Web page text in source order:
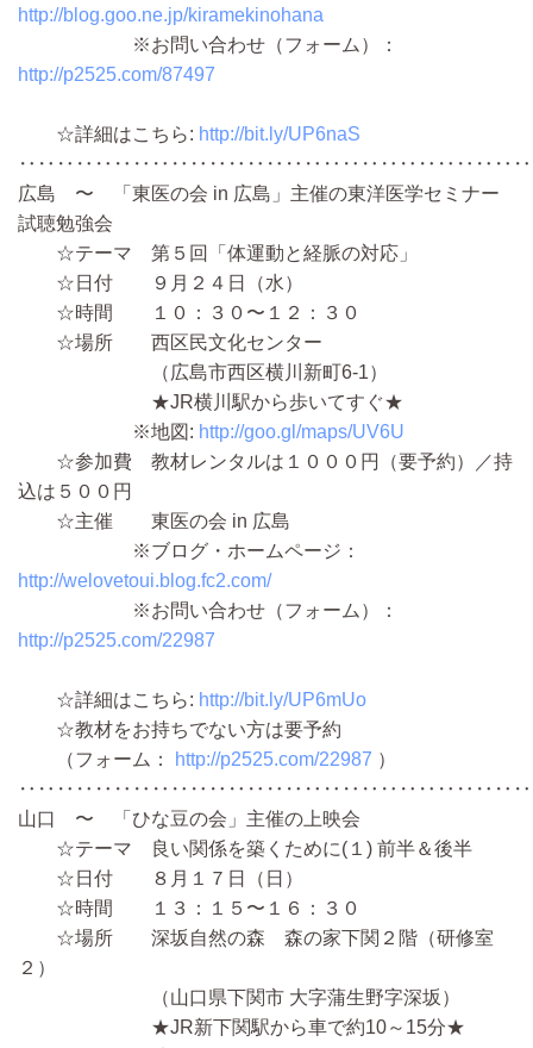
http://blog.goo.ne.jp/kiramekinohana
※お問い合わせ（フォーム）：
http://p2525.com/87497
☆詳細はこちら: http://bit.ly/UP6naS
広島 〜 「東医の会 in 広島」主催の東洋医学セミナー
試聴勉強会
☆テーマ 第５回「体運動と経脈の対応」
☆日付 ９月２４日（水）
☆時間 １０：３０〜１２：３０
☆場所 西区民文化センター
（広島市西区横川新町6-1）
★JR横川駅から歩いてすぐ★
※地図: http://goo.gl/maps/UV6U
☆参加費 教材レンタルは１０００円（要予約）／持
込は５００円
☆主催 東医の会 in 広島
※ブログ・ホームページ：
http://welovetoui.blog.fc2.com/
※お問い合わせ（フォーム）：
http://p2525.com/22987
☆詳細はこちら: http://bit.ly/UP6mUo
☆教材をお持ちでない方は要予約
（フォーム：
http://p2525.com/22987 ）
山口 〜 「ひな豆の会」主催の上映会
☆テーマ 良い関係を築くために(１) 前半＆後半
☆日付 ８月１７日（日）
☆時間 １３：１５〜１６：３０
☆場所 深坂自然の森 森の家下関２階（研修室
２）
（山口県下関市 大字蒲生野字深坂）
★JR新下関駅から車で約10～15分★